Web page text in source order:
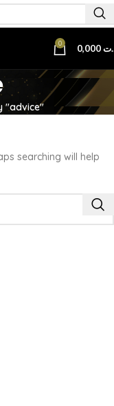
0
"advice"
searching will help